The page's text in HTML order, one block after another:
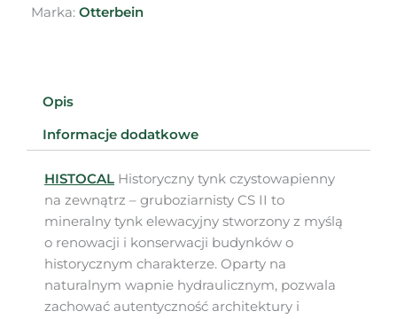
Marka: Otterbein
Opis
Informacje dodatkowe
HISTOCAL Historyczny tynk czystowapienny
na zewnątrz – gruboziarnisty CS II to
mineralny tynk elewacyjny stworzony z myślą
o renowacji i konserwacji budynków o
historycznym charakterze. Oparty na
naturalnym wapnie hydraulicznym, pozwala
zachować autentyczność architektury i